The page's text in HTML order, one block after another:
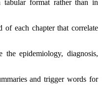
tabular format rather than in
of each chapter that correlate
the epidemiology, diagnosis,
and trigger words for